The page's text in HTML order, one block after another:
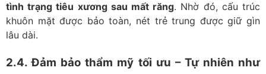
tình trạng tiêu xương sau mất răng. Nhờ đó, cấu trúc
khuôn mặt được bảo toàn, nét trẻ trung được giữ gìn
lâu dài.
2.4. Đảm bảo thẩm mỹ tối ưu – Tự nhiên như